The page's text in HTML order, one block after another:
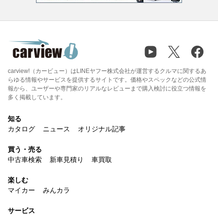
carview!（カービュー）はLINEヤフー株式会社が運営するクルマに関するあ
らゆる情報やサービスを提供するサイトです。価格やスペックなどの公式情
報から、ユーザーや専門家のリアルなレビューまで購入検討に役立つ情報を
多く掲載しています。
知る
カタログ
ニュース オリジナル記事
買う・売る
中古車検索
新車見積り 車買取
楽しむ
マイカー
みんカラ
サービス